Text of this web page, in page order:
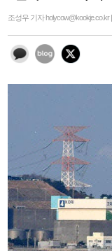
조성우 기자 holycow@kookje.co.kr